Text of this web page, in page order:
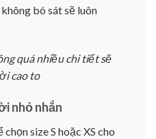
bó sát sẽ luôn
quá nhiều chi tiết sẽ
cao to
nhỏ nhắn
size S hoặc XS cho